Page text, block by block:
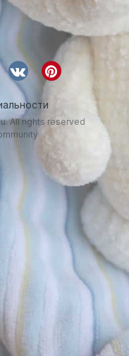
All rights reserved